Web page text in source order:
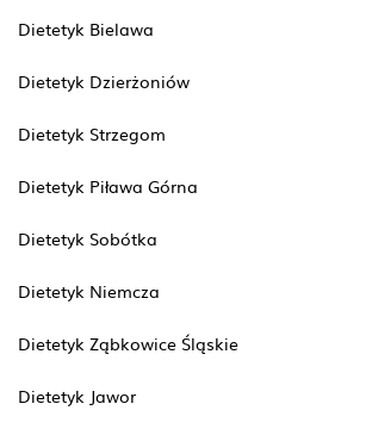
Dietetyk Bielawa
Dietetyk Dzierżoniów
Dietetyk Strzegom
Dietetyk Piława Górna
Dietetyk Sobótka
Dietetyk Niemcza
Dietetyk Ząbkowice Śląskie
Dietetyk Jawor